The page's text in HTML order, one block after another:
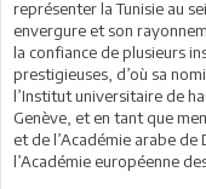
représenter la Tunisie au
envergure et son
la confiance de plusieurs
prestigieuses, d’où sa
l’Institut universitaire de
Genève, et en tant que
et de l’Académie arabe
l’Académie européenne